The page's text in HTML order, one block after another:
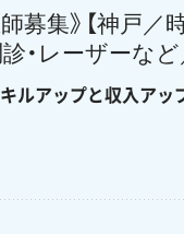
募集》【神戸／
・レーザーな
ルアップと収入アッ